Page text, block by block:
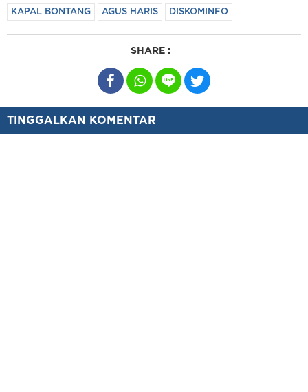
KAPAL BONTANG AGUS HARIS DISKOMINFO
SHARE :
TINGGALKAN KOMENTAR